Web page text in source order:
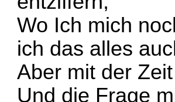
Wo Ich mich
ich das alles
Aber mit der
Und die Frage